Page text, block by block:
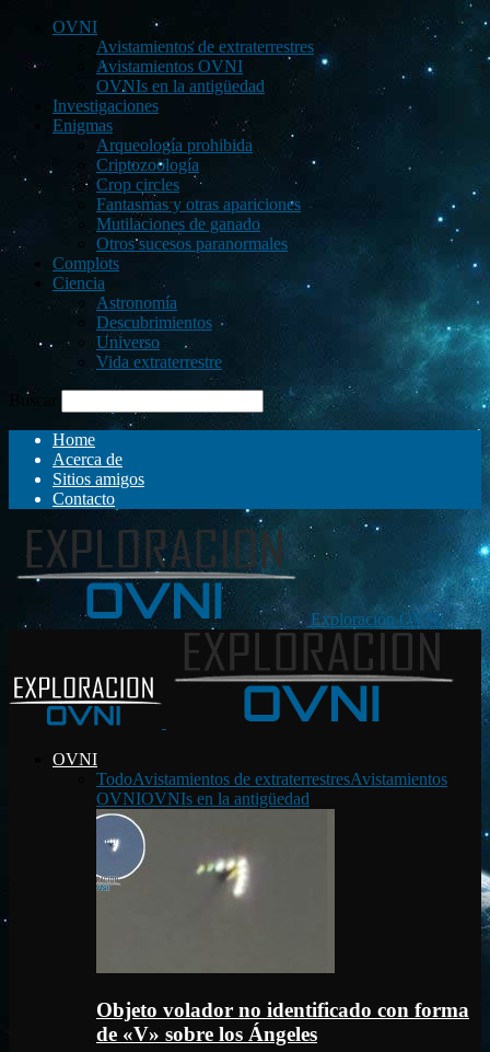
OVNI
Avistamientos de extraterrestres
Avistamientos OVNI
OVNIs en la antigüedad
Investigaciones
Enigmas
Arqueología prohibida
Criptozoología
Crop circles
Fantasmas y otras apariciones
Mutilaciones de ganado
Otros sucesos paranormales
Complots
Ciencia
Astronomía
Descubrimientos
Universo
Vida extraterrestre
Buscar
Home
Acerca de
Sitios amigos
Contacto
Exploración OVNI
OVNI
TodoAvistamientos de extraterrestresAvistamientos
OVNIOVNIs en la antigüedad
Objeto volador no identificado con forma
de «V» sobre los Ángeles